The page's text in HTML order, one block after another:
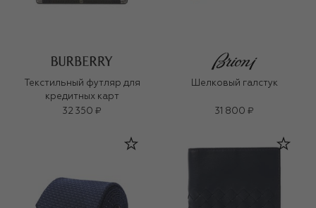
Текстильный футляр для
кредитных карт
32 350 ₽
Шелковый галстук
31 800 ₽